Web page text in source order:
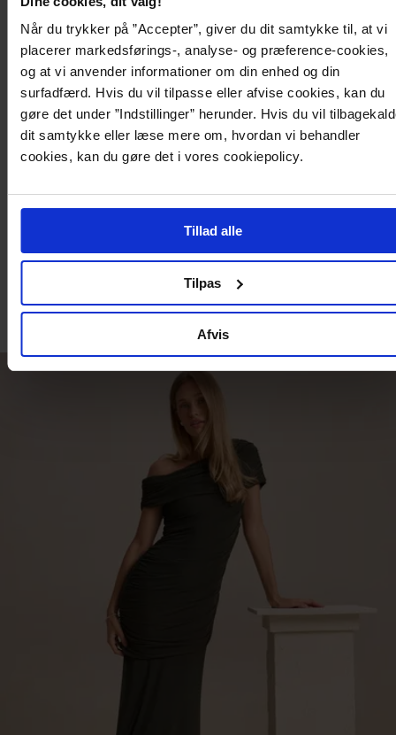
Når du trykker på ”Accepter”, giver du dit samtykke til, at vi
placerer markedsførings-, analyse- og præference-cookies,
og at vi anvender informationer om din enhed og din
surfadfærd. Hvis du vil tilpasse eller afvise cookies, kan du
gøre det under ”Indstillinger” herunder. Hvis du vil
dit samtykke eller læse mere om, hvordan vi behandler
cookies, kan du gøre det i vores cookiepolicy.
Tillad alle
Tilpas
Afvis
329,95 kr 299,95 kr
BUBBLEROOM